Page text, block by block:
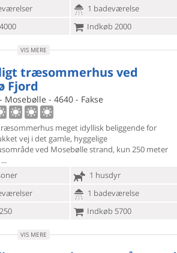
1 badeværelse
Indkøb 2000
VIS MERE
træsommerhus ved
Fjord
Mosebølle - 4640 - Fakse
meget idyllisk beliggende for
vej i detgamle, hyggelige
ved Mosebølle strand, kun 250 meter
1 husdyr
1 badeværelse
Indkøb 5700
VIS MERE